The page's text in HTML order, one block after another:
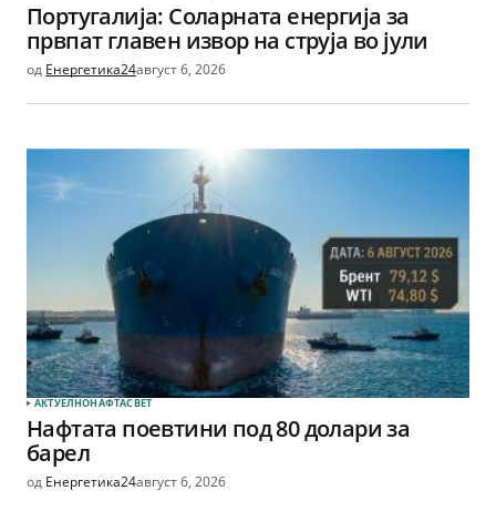
Португалија: Соларната енергија за
првпат главен извор на струја во јули
од Енергетика24август 6, 2026
АКТУЕЛНОНАФТАСВЕТ
Нафтата поевтини под 80 долари за
барел
од Енергетика24август 6, 2026